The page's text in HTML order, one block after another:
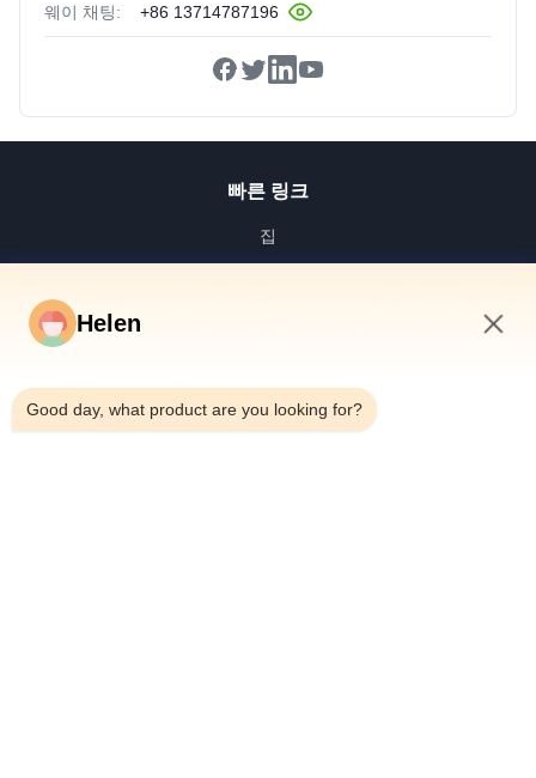
웨이 채팅: +86 13714787196
빠른 링크
집
공장 여행
품질 관리
Helen
Good day, what product are you looking for?